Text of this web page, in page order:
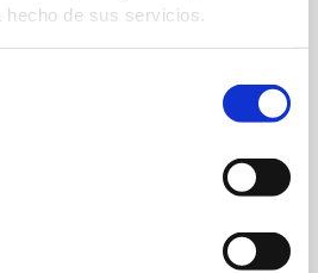
de sus servicios.
de mer du marché aux